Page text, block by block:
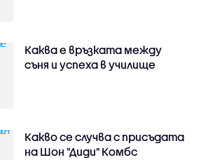
Каква е връзката между
съня и успеха в училище
Какво се случва с присъдата
на Шон "Диди" Комбс